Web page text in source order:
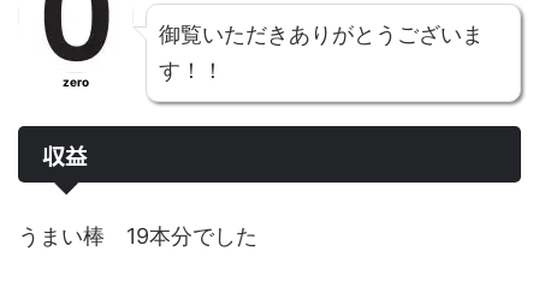
zero
御覧いただきありがとうございま
す！！
収益
うまい棒 19本分でした